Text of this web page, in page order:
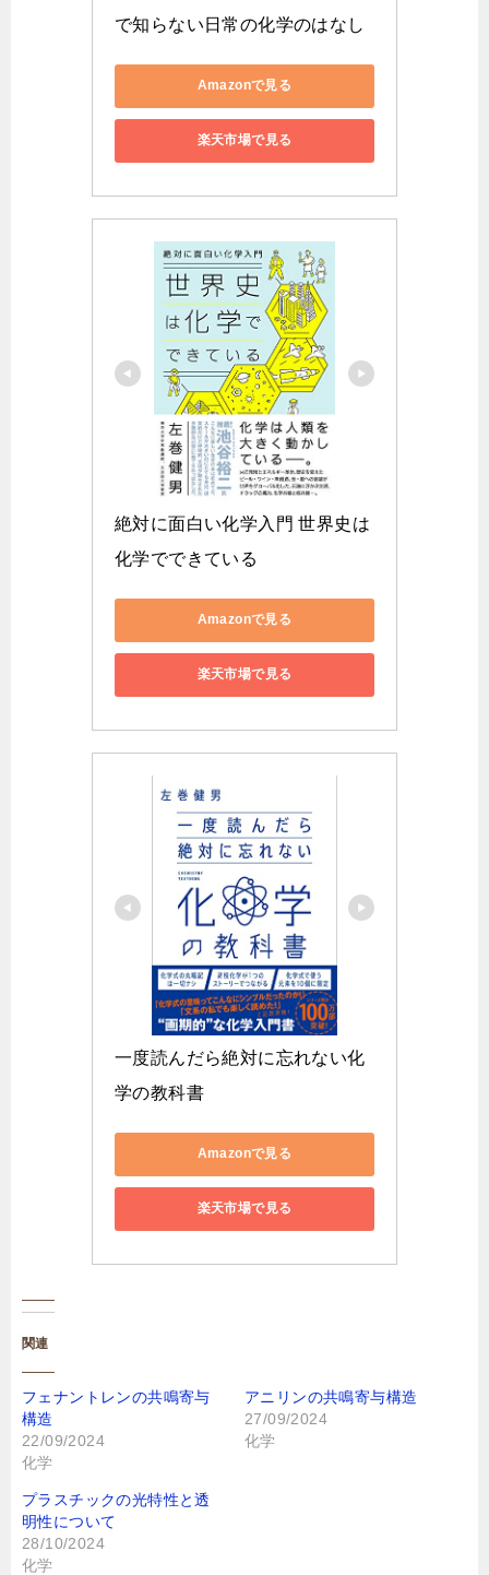
で知らない日常の化学のはなし
Amazonで見る
楽天市場で見る
絶対に面白い化学入門 世界史は
化学でできている
Amazonで見る
楽天市場で見る
一度読んだら絶対に忘れない化
学の教科書
Amazonで見る
楽天市場で見る
関連
フェナントレンの共鳴寄与
構造
22/09/2024
化学
アニリンの共鳴寄与構造
27/09/2024
化学
プラスチックの光特性と透
明性について
28/10/2024
化学